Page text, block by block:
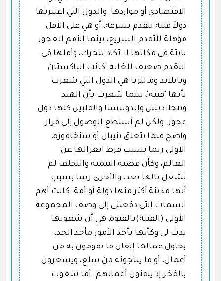
الاقتصادي أو مواردها. والدول التي اعتبرتها
دولاً فتية تتقدم بسرعة، أو هي على الأقل
مؤهلة للتقدم السريع، بينما الأمم العجوز
ثابتة في مكانها لا تكاد تتحرك، وأملها في
التقدم ضعيف للغاية. كانت الباكستان
وتايلاند وماليزيا هي الدول التي شعرت
بأنها "فتية"، بينما شعرت بأن الهند
وبنجلاديش وإندونيسيا والفلبين كلها دول
عجوز. ولكن لم أستطع الوصول إلى قرار
واضح فيما يتعلق بنيبال أو سنغافورة،
الأولى ربما بسبب فرط انعزالها عن
العالم، وكأن قضية التنمية والتخلف لم
تشغل بالها بعد، والأخرى ربما بسبب
أنها مدينة أكثر منها دولة أو أمة. كانت أهم
السمات التي دفعتني إلى وصف المجموعة
الأولى (الفتية)بالفتوة، هي أن شعوبها
بدت لي وكأنها تأخذ الأمور مأخذ الجد،
يحاول عمالها إتقان ما يقومون به من
أعمال، أو ما ينتجونه من سلع، ويشعرون
بالفخر إذ يتقنون أعمالهم. أما شعوب